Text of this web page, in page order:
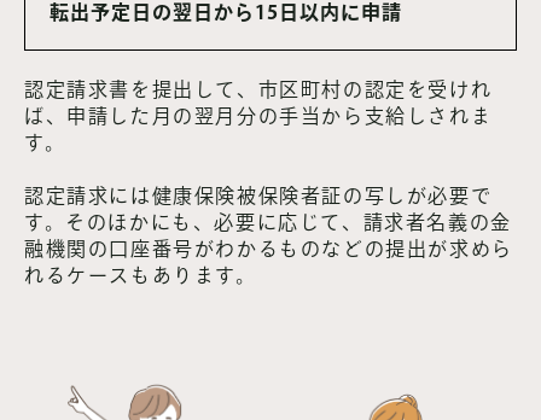
転出予定日の翌日から15日以内に申請
認定請求書を提出して、市区町村の認定を受けれ
ば、申請した月の翌月分の手当から支給しされま
す。
認定請求には健康保険被保険者証の写しが必要で
す。そのほかにも、必要に応じて、請求者名義の金
融機関の口座番号がわかるものなどの提出が求めら
れるケースもあります。